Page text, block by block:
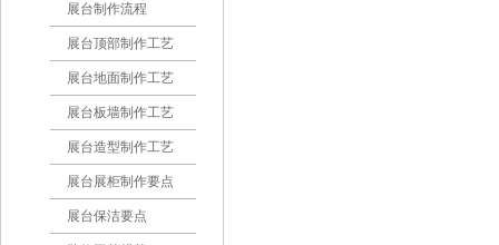
展台制作流程
展台顶部制作工艺
展台地面制作工艺
展台板墙制作工艺
展台造型制作工艺
展台展柜制作要点
展台保洁要点